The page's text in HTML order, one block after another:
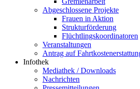
Abgeschlossene Projekte
Frauen in Aktion
Strukturförderung
Flüchtlingskoordinatoren
Veranstaltungen
Antrag auf
Infothek
Mediathek / Downloads
Nachrichten